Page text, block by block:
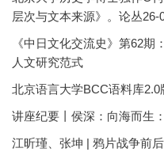
层次与文本来源》。论丛26-
《中日文化交流史》第62
人文研究范式
北京语言大学BCC语料库2.0
讲座纪要丨侯深：向海而生
江昕瑾、张坤 | 鸦片战争前